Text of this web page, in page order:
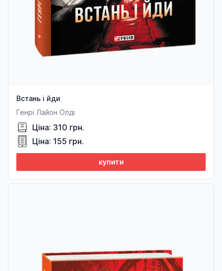
Встань і йди
Генрі Лайон Олді
Ціна: 310 грн.
Ціна: 155 грн.
купити